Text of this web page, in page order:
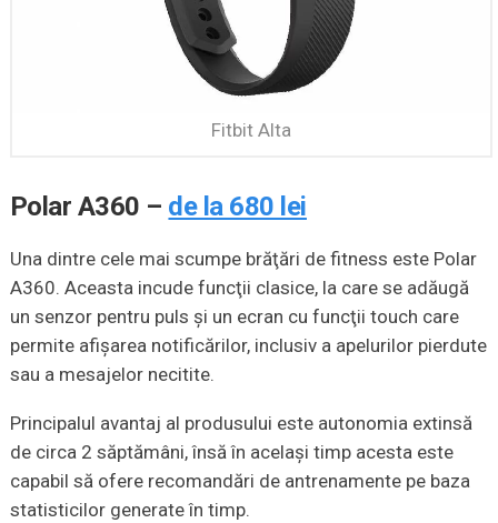
Fitbit Alta
Polar A360 – de la 680 lei
Una dintre cele mai scumpe brăţări de fitness este Polar
A360. Aceasta incude funcţii clasice, la care se adăugă
un senzor pentru puls şi un ecran cu funcţii touch care
permite afişarea notificărilor, inclusiv a apelurilor pierdute
sau a mesajelor necitite.
Principalul avantaj al produsului este autonomia extinsă
de circa 2 săptămâni, însă în acelaşi timp acesta este
capabil să ofere recomandări de antrenamente pe baza
statisticilor generate în timp.